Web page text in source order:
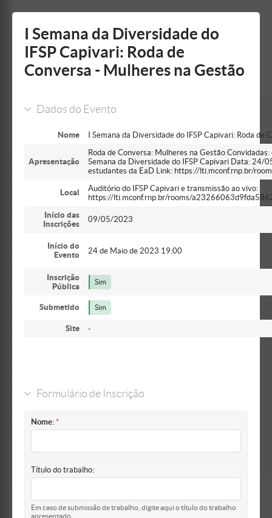
barra
I Semana da Diversidade do
IFSP Capivari: Roda de
Conversa - Mulheres na Gestão
Dados do Evento
Nome I Semana da Diversidade do IFSP Capivari: Roda
Apresentação
Roda de Conversa: Mulheres na Gestão
Semana da Diversidade do IFSP Capivari Data:
estudantes da EaD Link: https://lti.mconf.rnp.br/
Local
Auditório do IFSP Capivari e transmissão ao vivo:
https://lti.mconf.rnp.br/rooms/
Início das
Inscrições
09/05/2023
Início do
Evento
24 de Maio de 2023 19:00
Inscrição
Pública
Sim
Submetido Sim
Site -
Formulário de Inscrição
Nome:
Título do trabalho:
Em caso de submissão de trabalho, digite aqui o título do trabalho
apresentado.